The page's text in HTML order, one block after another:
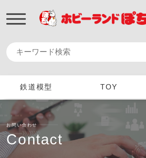
鉄道模型 TOY
お問い合わせ
Contact